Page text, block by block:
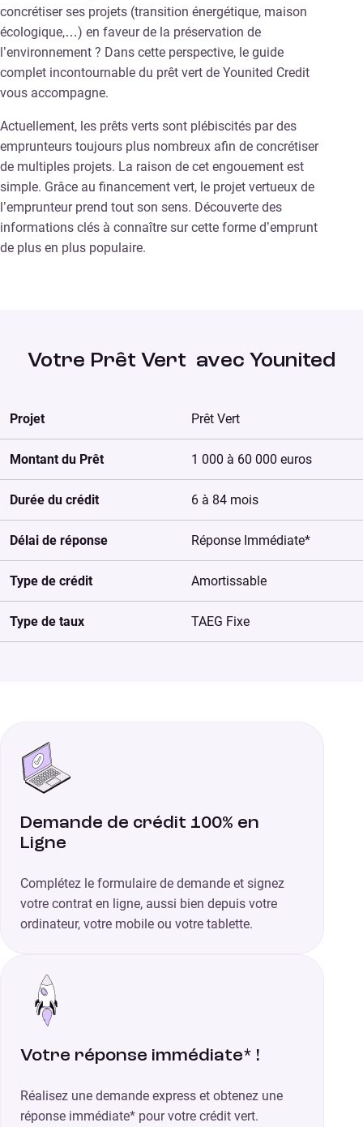
concrétiser ses projets (transition énergétique, maison
écologique,…) en faveur de la préservation de
l’environnement ? Dans cette perspective, le guide
complet incontournable du prêt vert de Younited Credit
vous accompagne.
Actuellement, les prêts verts sont plébiscités par des
emprunteurs toujours plus nombreux afin de concrétiser
de multiples projets. La raison de cet engouement est
simple. Grâce au financement vert, le projet vertueux de
l’emprunteur prend tout son sens. Découverte des
informations clés à connaître sur cette forme d’emprunt
de plus en plus populaire.
Votre Prêt Vert avec Younited
Projet Prêt Vert
Montant du Prêt 1 000 à 60 000 euros
Durée du crédit 6 à 84 mois
Délai de réponse Réponse Immédiate*
Type de crédit Amortissable
Type de taux TAEG Fixe
Demande de crédit 100% en
Ligne
Complétez le formulaire de demande et signez
votre contrat en ligne, aussi bien depuis votre
ordinateur, votre mobile ou votre tablette.
Votre réponse immédiate* !
Réalisez une demande express et obtenez une
réponse immédiate* pour votre crédit vert.